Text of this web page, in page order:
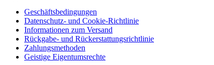
Geschäftsbedingungen
Datenschutz- und Cookie-Richtlinie
Informationen zum Versand
Rückgabe- und Rückerstattungsrichtlinie
Zahlungsmethoden
Geistige Eigentumsrechte